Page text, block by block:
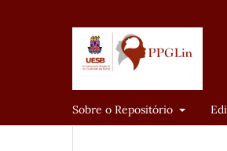
Sobre o Repositório